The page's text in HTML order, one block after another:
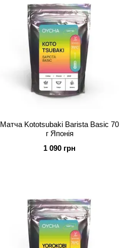
Матча Kototsubaki Barista Basic 70
г Японія
1 090 грн